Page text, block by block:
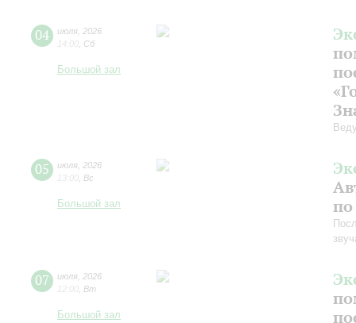
04 июля 2026
14:00 Сб
Большой зал
05 июля 2026
13:00 Вс
Большой зал
по
07 июля 2026
12:00 Вт
Большой зал